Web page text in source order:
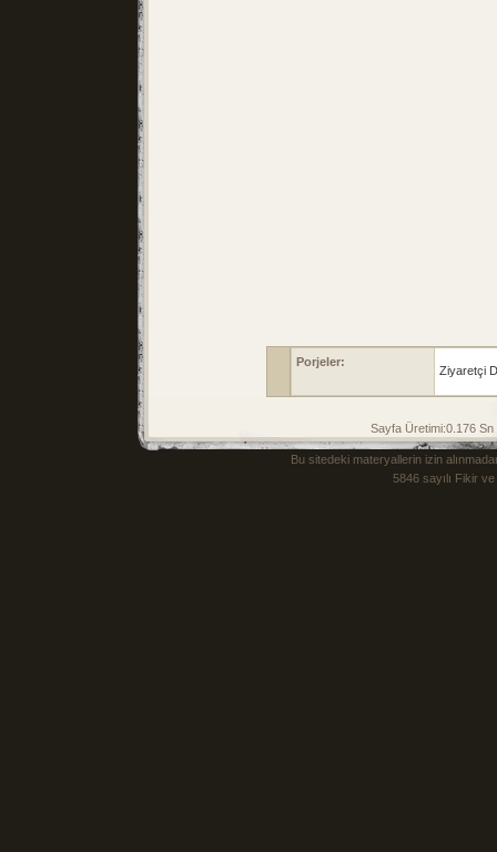
Porjeler:
Ziyaretçi
Sayfa Üretimi:0.176
Bu sitedeki materyallerin izin
5846 sayılı Fikir